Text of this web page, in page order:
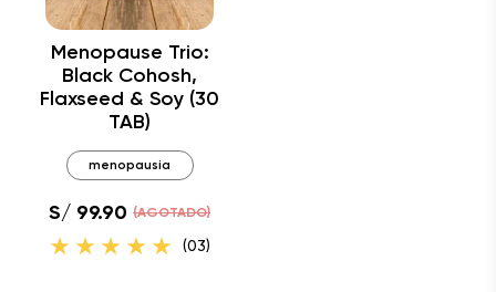
Menopause Trio:
Black Cohosh,
Flaxseed & Soy (30
TAB)
menopausia
S/ 99.90 (AGOTADO)
(03)